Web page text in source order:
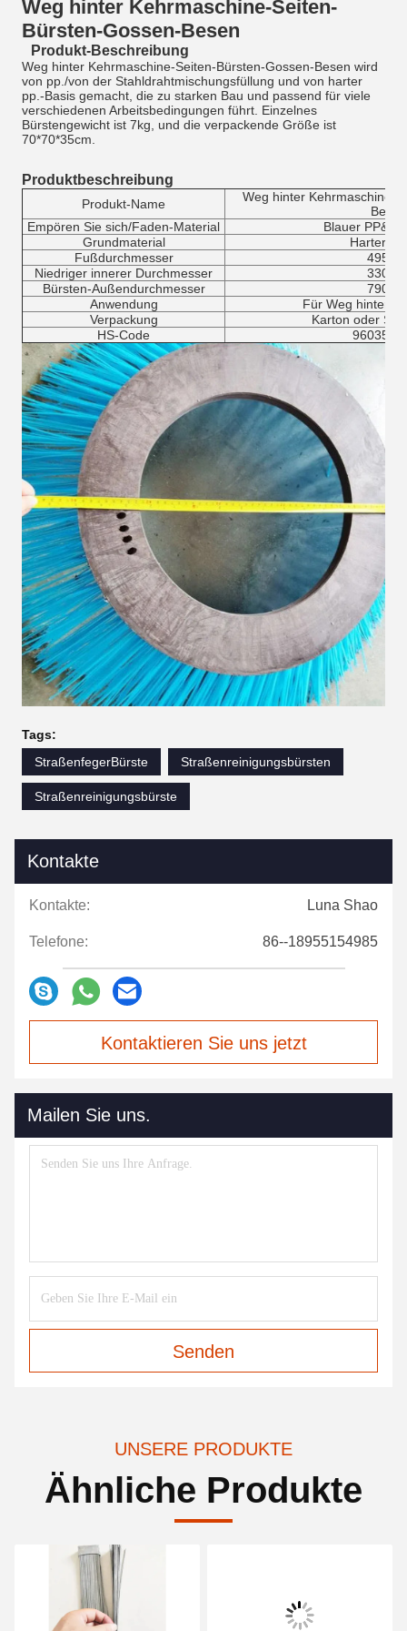
Weg hinter Kehrmaschine-Seiten-
Bürsten-Gossen-Besen
Produkt-Beschreibung
Weg hinter Kehrmaschine-Seiten-Bürsten-Gossen-Besen wird
von pp./von der Stahldrahtmischungsfüllung und von harter
pp.-Basis gemacht, die zu starken Bau und passend für viele
verschiedenen Arbeitsbedingungen führt. Einzelnes
Bürstengewicht ist 7kg, und die verpackende Größe ist
70*70*35cm.
Produktbeschreibung
Produkt-Name
Weg hinter Kehrmaschine-
Besen
Empören Sie sich/Faden-Material
Blauer
Grundmaterial
Harter
Fußdurchmesser
Niedriger innerer Durchmesser
Bürsten-Außendurchmesser
Anwendung
Für Weg hinter
Verpackung
Karton oder
HS-Code
Tags:
StraßenfegerBürste
Straßenreinigungsbürsten
Straßenreinigungsbürste
Kontakte
Kontakte: Luna Shao
Telefone: 86--18955154985
Kontaktieren Sie uns jetzt
Mailen Sie uns.
Senden
UNSERE PRODUKTE
Ähnliche Produkte